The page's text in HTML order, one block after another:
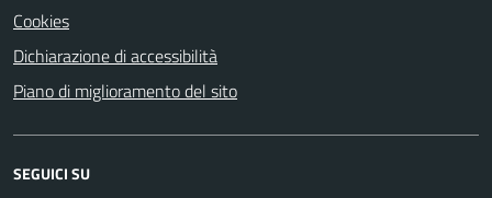
Cookies
Dichiarazione di accessibilità
Piano di miglioramento del sito
SEGUICI SU